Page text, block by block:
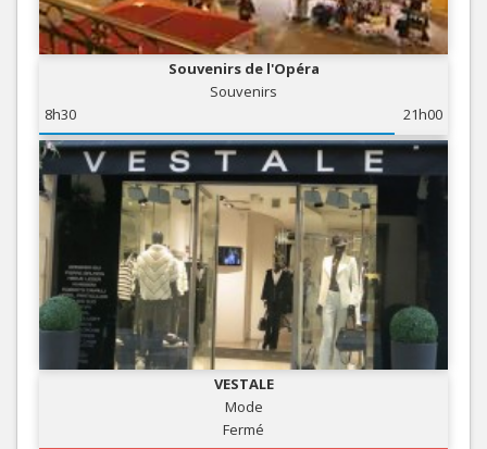
Souvenirs de l'Opéra
Souvenirs
8h30
21h00
VESTALE
Mode
Fermé